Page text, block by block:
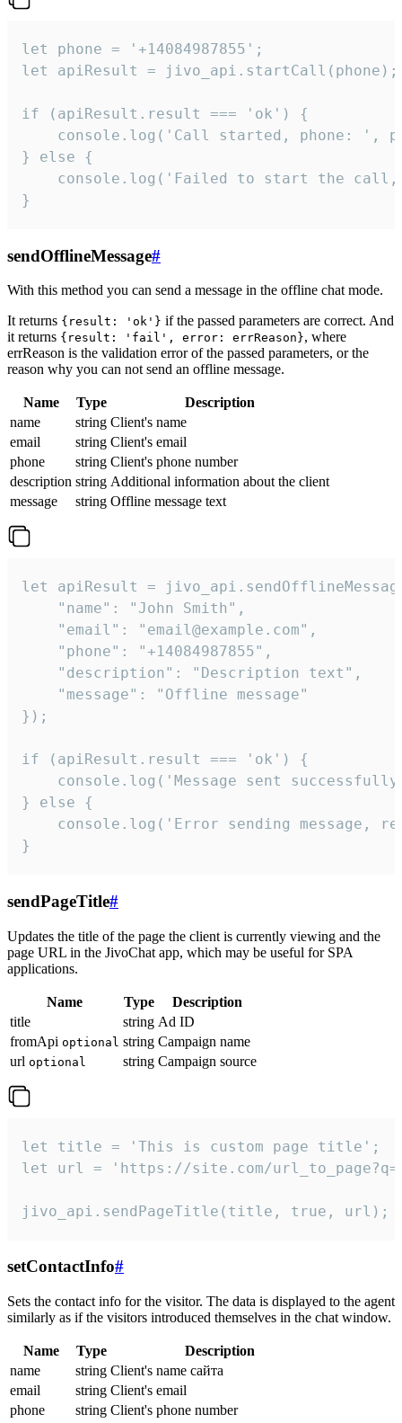
let phone = '+14084987855';
let apiResult = jivo_api.startCall(phone);
if (apiResult.result === 'ok') {
console.log('Call started, phone: ',
} else {
console.log('Failed to start the
}
sendOfflineMessage#
With this method you can send a message in the offline chat mode.
It returns {result: 'ok'} if the passed parameters are correct. And
it returns {result: 'fail', error: errReason}, where
errReason is the validation error of the passed parameters, or the
reason why you can not send an offline message.
Name Type
Description
name
string Client's name
email
string Client's email
phone
string Client's phone number
description string Additional information about the client
message
string Offline message text
let apiResult =
    "name": "John Smith",
    "email": "email@example.com",
    "phone": "+14084987855",
    "description": "Description text",
    "message": "Offline message"
});
if (apiResult.result === 'ok') {
console.log('Message sent
} else {
console.log('Error sending message,
}
sendPageTitle#
Updates the title of the page the client is currently viewing and the
page URL in the JivoChat app, which may be useful for SPA
applications.
Name Type
Description
title
string Ad ID
fromApi optional string Campaign name
url optional string Campaign source
let title = 'This is custom page title';
let url = 'https://site.com/
jivo_api.sendPageTitle(title, true, url);
setContactInfo#
Sets the contact info for the visitor. The data is displayed to the agent
similarly as if the visitors introduced themselves in the chat window.
Name Type
Description
name
string Client's name сайта
email
string Client's email
phone
string Client's phone number